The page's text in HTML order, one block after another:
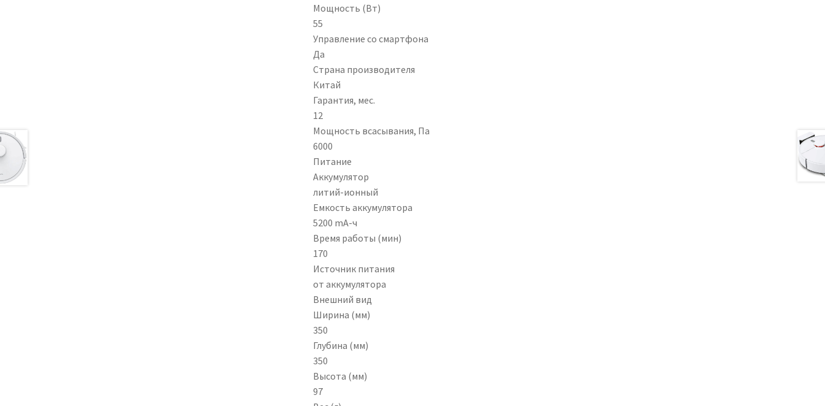
Мощность (Вт)
55
Управление со смартфона
Да
Страна производителя
Китай
Гарантия, мес.
12
Мощность всасывания, Па
6000
Питание
Аккумулятор
литий-ионный
Емкость аккумулятора
5200 mA-ч
Время работы (мин)
170
Источник питания
от аккумулятора
Внешний вид
Ширина (мм)
350
Глубина (мм)
350
Высота (мм)
97